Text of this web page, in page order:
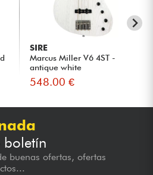
SIRE
Marcus Miller V6 4ST -
antique white
548.00 €
boletín
buenas ofertas, ofertas